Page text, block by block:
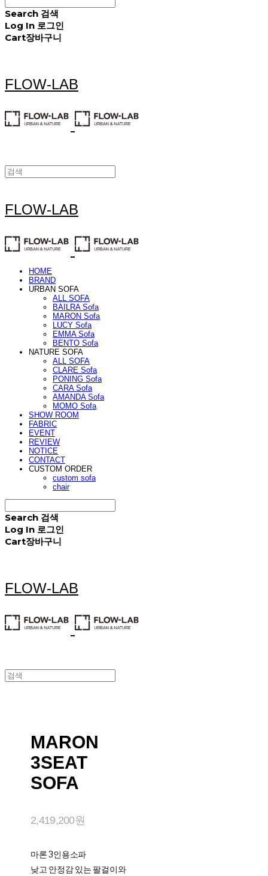
Search 검색
Log In 로그인
Cart장바구니
FLOW-LAB
FLOW-LAB
HOME
BRAND
URBAN SOFA
ALL SOFA
BAILRA Sofa
MARON Sofa
LUCY Sofa
EMMA Sofa
BENTO Sofa
NATURE SOFA
ALL SOFA
CLARE Sofa
PONING Sofa
CARA Sofa
AMANDA Sofa
MOMO Sofa
SHOW ROOM
FABRIC
EVENT
REVIEW
NOTICE
CONTACT
CUSTOM ORDER
custom sofa
chair
Search 검색
Log In 로그인
Cart장바구니
FLOW-LAB
MARON
3SEAT
SOFA
2,419,200원
마론 3인용소파
낮고 안정감 있는 팔걸이와